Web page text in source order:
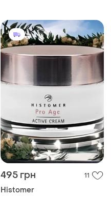
495 грн 11
Histomer